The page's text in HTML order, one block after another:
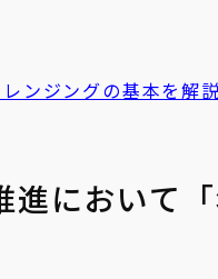
ンジングの基本を解
進において